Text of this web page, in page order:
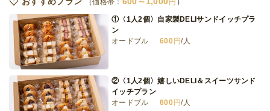
価格帯： 円
①〈1人2個〉自家製DELIサンドイッチプラ
ン
オードブル
600 円/人
②〈1人2個〉嬉しいDELI＆スイーツサンド
イッチプラン
オードブル
600円/人